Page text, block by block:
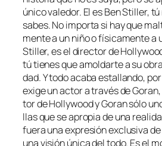
úni­co va­le­dor. El es Ben Stiller,
sa­bes. No im­por­ta si hay que
men­te a un ni­ño o fí­si­ca­men­te a
Stiller, es el di­rec­tor de
tú tie­nes que amol­dar­te a su
dad. Y to­do aca­ba es­ta­llan­do,
exi­ge un ac­tor a tra­vés de
tor de Hollywood y Goran só­lo
llas que se apro­pia de una
fue­ra una ex­pre­sión ex­clu­si­va
una vi­sión úni­ca del to­do. Es el